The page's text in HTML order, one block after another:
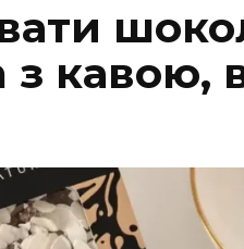
кавою,